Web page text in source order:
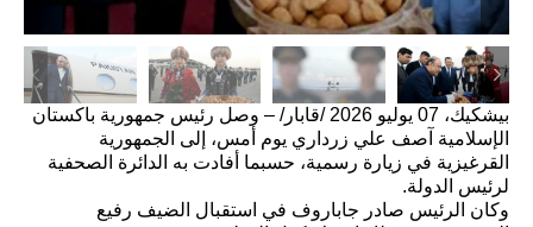
بيشكيك، 07 يوليو 2026 /قابار/ – وصل رئيس جمهورية باكستان
الإسلامية آصف علي زرداري يوم أمس، إلى الجمهورية
القرغيزية في زيارة رسمية، حسبما أفادت به الدائرة الصحفية
لرئيس الدولة.
وكان الرئيس صادر جاباروف في استقبال الضيف رفيع